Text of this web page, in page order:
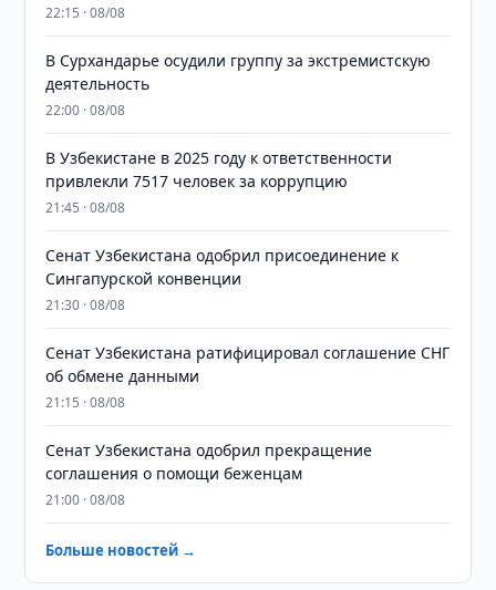
22:15 · 08/08
В Сурхандарье осудили группу за экстремистскую
деятельность
22:00 · 08/08
В Узбекистане в 2025 году к ответственности
привлекли 7517 человек за коррупцию
21:45 · 08/08
Сенат Узбекистана одобрил присоединение к
Сингапурской конвенции
21:30 · 08/08
Сенат Узбекистана ратифицировал соглашение СНГ
об обмене данными
21:15 · 08/08
Сенат Узбекистана одобрил прекращение
соглашения о помощи беженцам
21:00 · 08/08
Больше новостей →